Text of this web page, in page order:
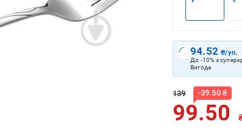
94.52₴/уп.
До -10% з
Вигода
139 -39.50₴
99.50